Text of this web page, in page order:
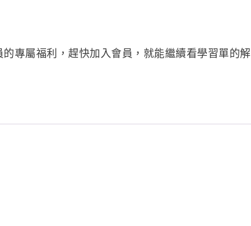
專屬福利，趕快加入會員，就能繼續看學習單的解